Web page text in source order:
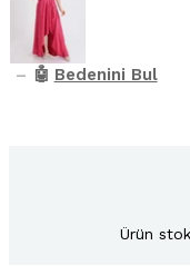
– 🤖 Bedenini Bul
Ürün